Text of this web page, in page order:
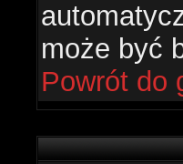
może być
Powrót do